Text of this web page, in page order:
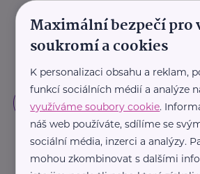
Maximální bezpečí pro
soukromí a cookies
K personalizaci obsahu a reklam,
funkcí sociálních médií a analýze
využíváme soubory cookie.
náš web používáte, sdílíme se
sociální média, inzerci a analýzy.
mohou zkombinovat s dalšími